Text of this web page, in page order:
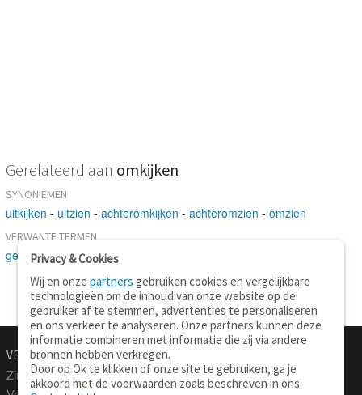
Gerelateerd aan omkijken
SYNONIEMEN
uitkijken - uitzien - achteromkijken - achteromzien - omzien
VERWANTE TERMEN
gedenken-zoeken-blikken
VERTALEN.NU
Zinnen vertalen
Over deze site
Privacy & Cookies
Wij en onzepartners gebruiken cookies en vergelijkbare
technologieën om de inhoud van onze website op de
gebruiker af te stemmen, advertenties te personaliseren
en ons verkeer te analyseren. Onze partners kunnen deze
informatie combineren met informatie die zij via andere
bronnen hebben verkregen.
Door op Ok te klikken of onze site te gebruiken, ga je
akkoord met de voorwaarden zoals beschreven in ons